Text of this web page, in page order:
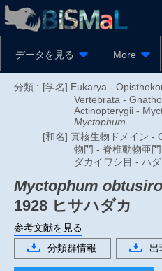
データを見る More
分類 : [学名] Eukarya -
Vertebrata -
Actinopterygii -
Myctophum
[和名] 真核生物ドメイン -
物門 - 脊椎動物亜
ダカイワシ目 - ハ
Myctophum
1928 ヒサハダカ
参考文献を見る
分類群情報
出